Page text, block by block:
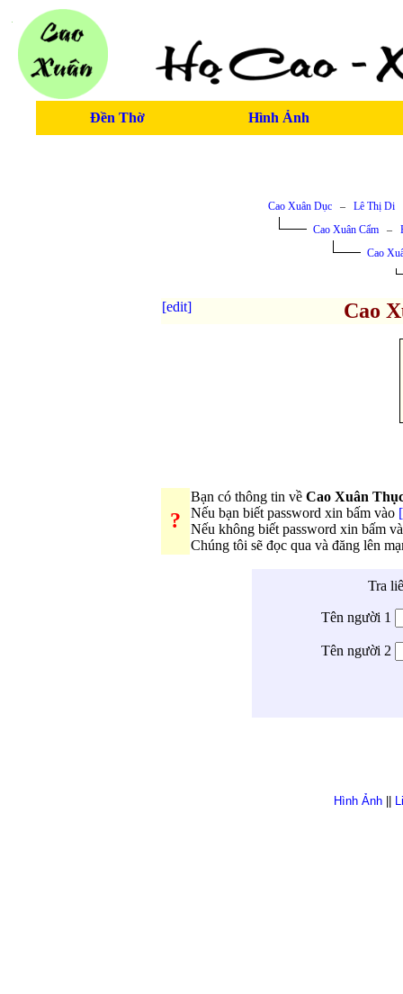
Đền Thờ Hình Ảnh
Cao Xuân Dục – Lê Thị Di
Cao Xuân Cẩm –
Cao
[edit] Cao
?
Bạn có thông tin về Cao Xuân
Nếu bạn biết password xin bấm vào
Nếu không biết password xin bấm
Chúng tôi sẽ đọc qua và đăng lên
Tra
Tên người 1
Tên người 2
Hình Ảnh